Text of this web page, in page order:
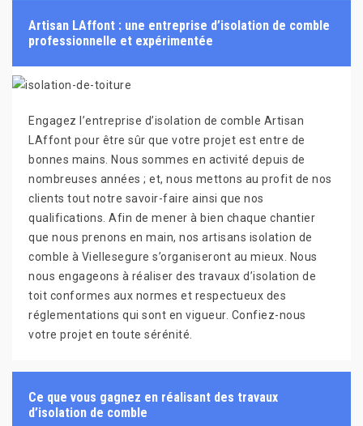
Artisan LAffont : une entreprise d’isolation de comble
professionnelle et expérimentée
Engagez l’entreprise d’isolation de comble Artisan
LAffont pour être sûr que votre projet est entre de
bonnes mains. Nous sommes en activité depuis de
nombreuses années ; et, nous mettons au profit de nos
clients tout notre savoir-faire ainsi que nos
qualifications. Afin de mener à bien chaque chantier
que nous prenons en main, nos artisans isolation de
comble à Viellesegure s’organiseront au mieux. Nous
nous engageons à réaliser des travaux d’isolation de
toit conformes aux normes et respectueux des
réglementations qui sont en vigueur. Confiez-nous
votre projet en toute sérénité.
Ce que vous gagnez en réalisant des travaux
d’isolation de comble